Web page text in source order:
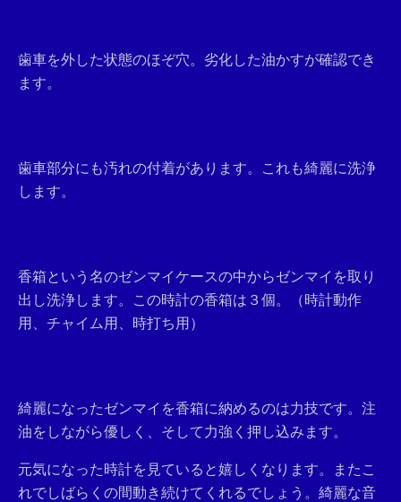
歯車を外した状態のほぞ穴。劣化した油かすが確認でき
ます。
歯車部分にも汚れの付着があります。これも綺麗に洗浄
します。
香箱という名のゼンマイケースの中からゼンマイを取り
出し洗浄します。この時計の香箱は３個。（時計動作
用、チャイム用、時打ち用）
綺麗になったゼンマイを香箱に納めるのは力技です。注
油をしながら優しく、そして力強く押し込みます。
元気になった時計を見ていると嬉しくなります。またこ
れでしばらくの間動き続けてくれるでしょう。綺麗な音